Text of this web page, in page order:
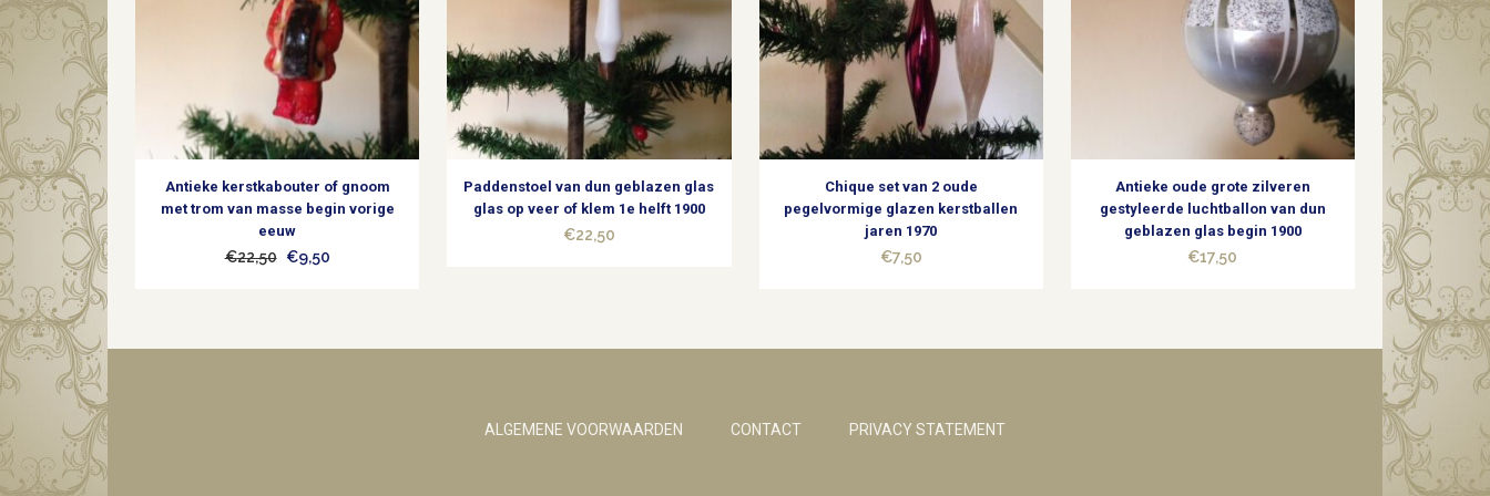
Antieke kerstkabouter of gnoom
met trom van masse begin vorige
eeuw
€22,50 Oorspronkelijke
€9,50Huidige
Paddenstoel van dun geblazen glas
glas op veer of klem 1e helft 1900
€22,50
Chique set van 2 oude
pegelvormige glazen kerstballen
jaren 1970
€7,50
Antieke oude grote zilveren
gestyleerde luchtballon van dun
geblazen glas begin 1900
€17,50
ALGEMENE VOORWAARDEN CONTACT PRIVACY STATEMENT